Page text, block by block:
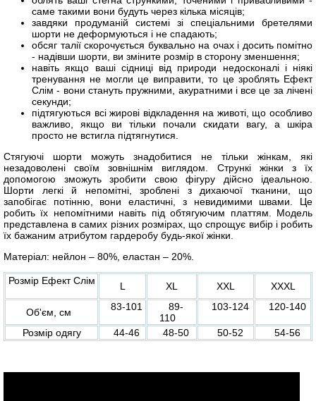
саме такими вони будуть через кілька місяців;
завдяки продуманій системі зі спеціальними бретелями
шорти не деформуються і не спадають;
обсяг талії скорочується буквально на очах і досить помітно
- надівши шорти, ви зміните розмір в сторону зменшення;
навіть якщо ваші сідниці від природи недосконалі і ніякі
тренування не могли це виправити, то це зроблять Ефект
Слім - вони стануть пружними, акуратними і все це за лічені
секунди;
підтягуються всі жирові відкладення на животі, що особливо
важливо, якщо ви тільки почали скидати вагу, а шкіра
просто не встигла підтягнутися.
Стягуючі шорти можуть знадобитися не тільки жінкам, які
незадоволені своїм зовнішнім виглядом. Стрункі жінки з їх
допомогою зможуть зробити свою фігуру дійсно ідеальною.
Шорти легкі й непомітні, зроблені з дихаючої тканини, що
запобігає потінню, вони еластичні, з невидимими швами. Це
робить їх непомітними навіть під обтягуючим платтям. Модель
представлена в самих різних розмірах, що спрощує вибір і робить
їх бажаним атрибутом гардеробу будь-якої жінки.
Матеріал: нейлон – 80%, еластан – 20%.
Розмір Ефект Слім L XL XXL XXXL
Об'єм, см 83-101
89-
110
103-124 120-140
Розмір одягу 44-46 48-50 50-52 54-56